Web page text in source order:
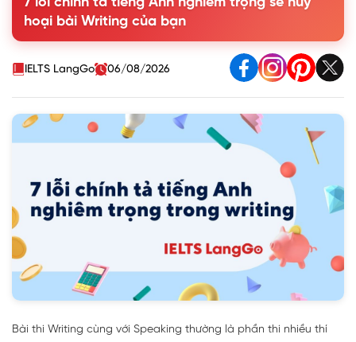
2. 7 lỗi chính tả gây mất điểm trong bài Writing IELTS
hoại bài Writing của bạn
IELTS LangGo 06/08/2026
Bài thi Writing cùng với Speaking thường là phần thi nhiều thí